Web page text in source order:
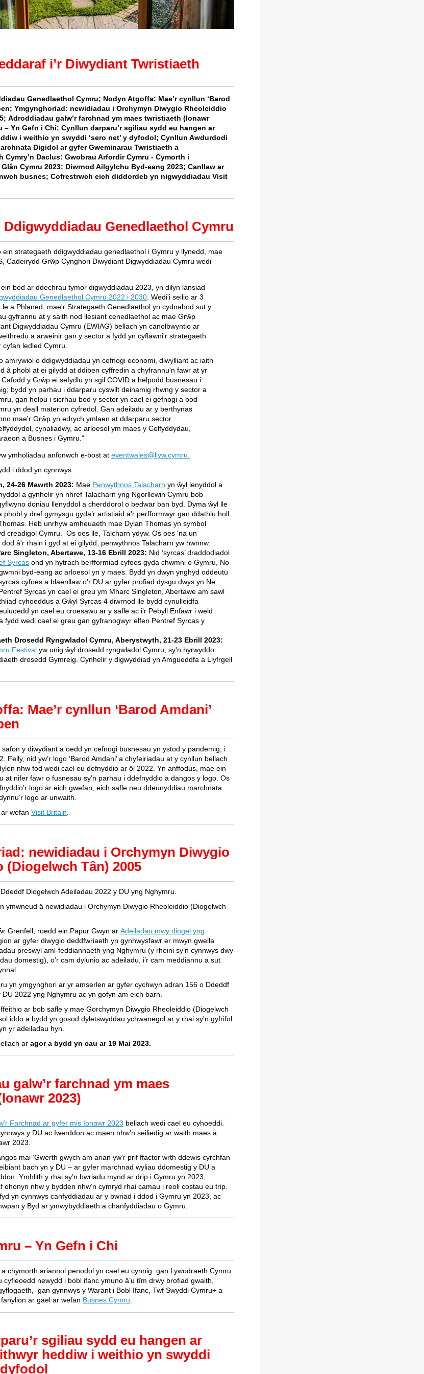
i’r Diwydiant Twristiaeth
Genedlaethol Cymru; Nodyn Atgoffa: Mae’r cynllun ‘Barod
Ymgynghoriad: newidiadau i Orchymyn Diwygio Rheoleiddio
Adroddiadau galw’r farchnad ym maes twristiaeth (Ionawr
– Yn Gefn i Chi; Cynllun darparu’r sgiliau sydd eu hangen ar
i weithio yn swyddi ‘sero net’ y dyfodol; Cynllun Awdurdodi
Digidol ar gyfer Gweminarau Twristiaeth a
Cymry’n Daclus: Gwobrau Arfordir Cymru - Cymorth i
Cymru 2023; Diwrnod Ailgylchu Byd-eang 2023; Canllaw ar
busnes; Cofrestrwch eich diddordeb yn nigwyddiadau Visit
Ddigwyddiadau Genedlaethol Cymru
ein strategaeth ddigwyddiadau genedlaethol i Gymru y llynedd, mae
Cadeirydd Grŵp Cynghori Diwydiant Digwyddiadau Cymru wedi
bod ar ddechrau tymor digwyddiadau 2023, yn dilyn lansiad
Genedlaethol Cymru 2022 i 2030. Wedi'i seilio ar 3
a Phlaned, mae'r Strategaeth Genedlaethol yn cydnabod sut y
gyfrannu at y saith nod llesiant cenedlaethol ac mae Grŵp
Digwyddiadau Cymru (EWIAG) bellach yn canolbwyntio ar
a arweinir gan y sector a fydd yn cyflawni'r strategaeth
cyfan ledled Cymru.
amrywiol o ddigwyddiadau yn cefnogi economi, diwylliant ac iaith
â phobl at ei gilydd at ddiben cyffredin a chyfrannu'n fawr at yr
y Grŵp ei sefydlu yn sgil COVID a helpodd busnesau i
bydd yn parhau i ddarparu cyswllt deinamig rhwng y sector a
gan helpu i sicrhau bod y sector yn cael ei gefnogi a bod
yn deall materion cyfredol. Gan adeiladu ar y berthynas
mae'r Grŵp yn edrych ymlaen at ddarparu sector
cynaliadwy, ac arloesol ym maes y Celfyddydau,
a Busnes i Gymru."
ymholiadau anfonwch e-bost at eventwales@llyw.cymru.
i ddod yn cynnwys:
24-26 Mawrth 2023: Mae Penwythnos Talacharn yn ŵyl lenyddol a
a gynhelir yn nhref Talacharn yng Ngorllewin Cymru bob
doniau llenyddol a cherddorol o bedwar ban byd. Dyma ŵyl lle
phobl y dref gymysgu gyda’r artistiaid a'r perfformwyr gan ddathlu holl
Heb unrhyw amheuaeth mae Dylan Thomas yn symbol
creadigol Cymru. Os oes lle, Talcharn ydyw. Os oes 'na un
â'r rhain i gyd at ei gilydd, penwythnos Talacharn yw hwnnw.
Singleton, Abertawe, 13-16 Ebrill 2023: Nid ‘syrcas’ draddodiadol
Syrcasond yn hytrach berfformiad cyfoes gyda chwmni o Gymru, No
byd-eang ac arloesol yn y maes. Bydd yn dwyn ynghyd oddeutu
cyfoes a blaenllaw o’r DU ar gyfer profiad dysgu dwys yn Ne
Syrcas yn cael ei greu ym Mharc Singleton, Abertawe am sawl
cyhoeddus a Gŵyl Syrcas 4 diwrnod lle bydd cynulleidfa
yn cael eu croesawu ar y safle ac i'r Pebyll Enfawr i weld
fydd wedi cael ei greu gan gyfranogwyr elfen Pentref Syrcas y
Drosedd Ryngwladol Cymru, Aberystwyth, 21-23 Ebrill 2023:
Festivalyw unig ŵyl drosedd ryngwladol Cymru, sy'n hyrwyddo
drosedd Gymreig. Cynhelir y digwyddiad yn Amgueddfa a Llyfrgell
Mae’r cynllun ‘Barod Amdani’
safon y diwydiant a oedd yn cefnogi busnesau yn ystod y pandemig, i
Felly, nid yw’r logo ‘Barod Amdani’ a chyfeiriadau at y cynllun bellach
nhw fod wedi cael eu defnyddio ar ôl 2022. Yn anffodus, mae ein
at nifer fawr o fusnesau sy’n parhau i ddefnyddio a dangos y logo. Os
logo ar eich gwefan, eich safle neu ddeunyddiau marchnata
logo ar unwaith.
wefan Visit Britain
newidiadau i Orchymyn Diwygio
(Diogelwch Tân) 2005
Diogelwch Adeiladau 2022 y DU yng Nghymru.
ymwneud â newidiadau i Orchymyn Diwygio Rheoleiddio (Diogelwch
Grenfell, roedd ein Papur Gwyn ar Adeiladau mwy diogel yng
ar gyfer diwygio deddfwriaeth yn gynhwysfawr er mwyn gwella
preswyl aml-feddiannaeth yng Nghymru (y rheini sy’n cynnwys dwy
domestig), o’r cam dylunio ac adeiladu, i’r cam meddiannu a sut
yn ymgynghori ar yr amserlen ar gyfer cychwyn adran 156 o Ddeddf
DU 2022 yng Nghymru ac yn gofyn am eich barn.
ar bob safle y mae Gorchymyn Diwygio Rheoleiddio (Diogelwch
iddo a bydd yn gosod dyletswyddau ychwanegol ar y rhai sy'n gyfrifol
yr adeiladau hyn.
ar agor a bydd yn cau ar 19 Mai 2023.
galw’r farchnad ym maes
2023)
Farchnad ar gyfer mis Ionawr 2023 bellach wedi cael eu cyhoeddi.
y DU ac Iwerddon ac maen nhw’n seiliedig ar waith maes a
2023.
mai ‘Gwerth gwych am arian yw’r prif ffactor wrth ddewis cyrchfan
bach yn y DU – ar gyfer marchnad wyliau ddomestig y DU a
Ymhlith y rhai sy’n bwriadu mynd ar drip i Gymru yn 2023,
ohonyn nhw y bydden nhw’n cymryd rhai camau i reoli costau eu trip.
yn cynnwys canfyddiadau ar y bwriad i ddod i Gymru yn 2023, ac
y Byd ar ymwybyddiaeth a chanfyddiadau o Gymru.
– Yn Gefn i Chi
chymorth ariannol penodol yn cael eu cynnig gan Lywodraeth Cymru
cyfleoedd newydd i bobl ifanc ymuno â’u tîm drwy brofiad gwaith,
gan gynnwys y Warant i Bobl Ifanc, Twf Swyddi Cymru+ a
ar gael ar wefan Busnes Cymru.
sgiliau sydd eu hangen ar
heddiw i weithio yn swyddi
dyfodol